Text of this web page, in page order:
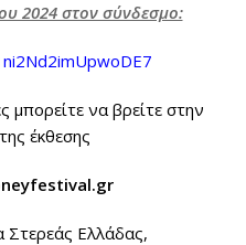
2024 στον σύνδεσμο:
μπορείτε να βρείτε στην
έκθεσης
.gr
Στερεάς Ελλάδας,